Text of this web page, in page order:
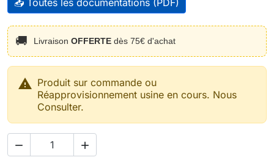
🚚 Livraison OFFERTE dès 75€ d'achat
 Produit sur commande ou
Réapprovisionnement usine en cours. Nous
Consulter.
 